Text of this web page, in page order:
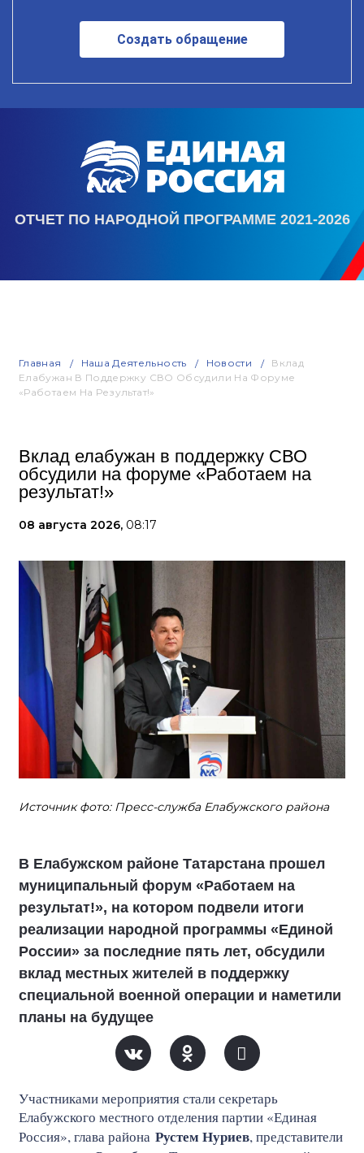
Создать обращение
ОТЧЕТ ПО НАРОДНОЙ ПРОГРАММЕ 2021-2026
Главная Наша Деятельность Новости
Вклад
Елабужан В Поддержку СВО Обсудили На Форуме
«Работаем На Результат!»
Вклад елабужан в поддержку СВО
обсудили на форуме «Работаем на
результат!»
08 августа 2026, 08:17
Источник фото: Пресс-служба Елабужского района
В Елабужском районе Татарстана прошел
муниципальный форум «Работаем на
результат!», на котором подвели итоги
реализации народной программы «Единой
России» за последние пять лет, обсудили
вклад местных жителей в поддержку
специальной военной операции и наметили
планы на будущее
Участниками мероприятия стали секретарь
Елабужского местного отделения партии «Единая
Россия», глава района Рустем Нуриев, представители